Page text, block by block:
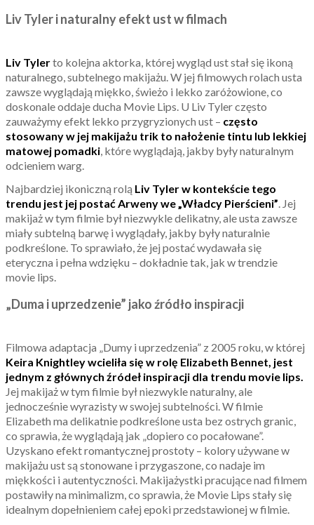
Liv Tyler i naturalny efekt ust w filmach
Liv Tylerto kolejna aktorka, której wygląd ust stał się ikoną
naturalnego, subtelnego makijażu. W jej filmowych rolach usta
zawsze wyglądają miękko, świeżo i lekko zaróżowione, co
doskonale oddaje ducha Movie Lips. U Liv Tyler często
zauważymy efekt lekko przygryzionych ust – często
stosowany w jej makijażu trik to nałożenie tintu lub lekkiej
matowej pomadki, które wyglądają, jakby były naturalnym
odcieniem warg.
Najbardziej ikoniczną rolą Liv Tyler w kontekście tego
trendu jest jej postać Arweny we „Władcy Pierścieni”. Jej
makijaż w tym filmie był niezwykle delikatny, ale usta zawsze
miały subtelną barwę i wyglądały, jakby były naturalnie
podkreślone. To sprawiało, że jej postać wydawała się
eteryczna i pełna wdzięku – dokładnie tak, jak w trendzie
movie lips.
„Duma i uprzedzenie” jako źródło inspiracji
Filmowa adaptacja „Dumy i uprzedzenia” z 2005 roku, w której
Keira Knightley wcieliła się w rolę Elizabeth Bennet, jest
jednym z głównych źródeł inspiracji dla trendu movie lips.
Jej makijaż w tym filmie był niezwykle naturalny, ale
jednocześnie wyrazisty w swojej subtelności. W filmie
Elizabeth ma delikatnie podkreślone usta bez ostrych granic,
co sprawia, że wyglądają jak „dopiero co pocałowane”.
Uzyskano efekt romantycznej prostoty – kolory używane w
makijażu ust są stonowane i przygaszone, co nadaje im
miękkości i autentyczności. Makijażystki pracujące nad filmem
postawiły na minimalizm, co sprawia, że Movie Lips stały się
idealnym dopełnieniem całej epoki przedstawionej w filmie.